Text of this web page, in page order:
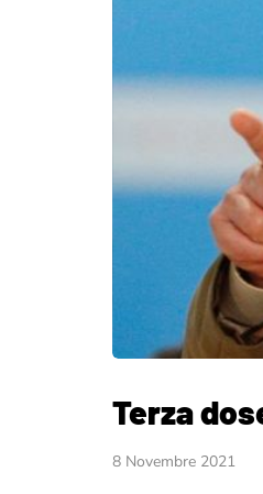
Terza
8 Novembre 2021